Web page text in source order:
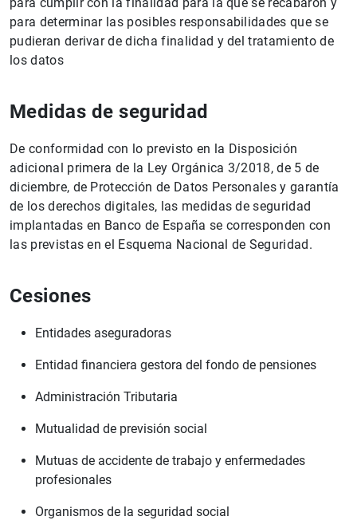
para determinar las posibles responsabilidades que se
pudieran derivar de dicha finalidad y del tratamiento de
los datos
Medidas de seguridad
De conformidad con lo previsto en la Disposición
adicional primera de la Ley Orgánica 3/2018, de 5 de
diciembre, de Protección de Datos Personales y garantía
de los derechos digitales, las medidas de seguridad
implantadas en Banco de España se corresponden con
las previstas en el Esquema Nacional de Seguridad.
Cesiones
Entidades aseguradoras
Entidad financiera gestora del fondo de pensiones
Administración Tributaria
Mutualidad de previsión social
Mutuas de accidente de trabajo y enfermedades
profesionales
Organismos de la seguridad social